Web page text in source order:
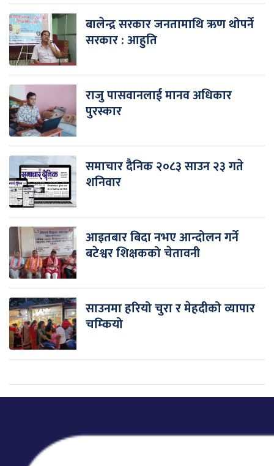
बालेन्द्र सरकार जनतामाथि ऋण थोपर्ने
सरकार : आहुति
राजु पासवानलाई मानव अधिकार
पुरस्कार
समाचार दैनिक २०८३ साउन २३ गते
शनिवार
आइतबार बिदा नभए आन्दोलन गर्ने
बटेश्वर शिक्षकको चेतावनी
साउनमा हरियो चुरा र मेहदीको व्यापार
चम्कियो